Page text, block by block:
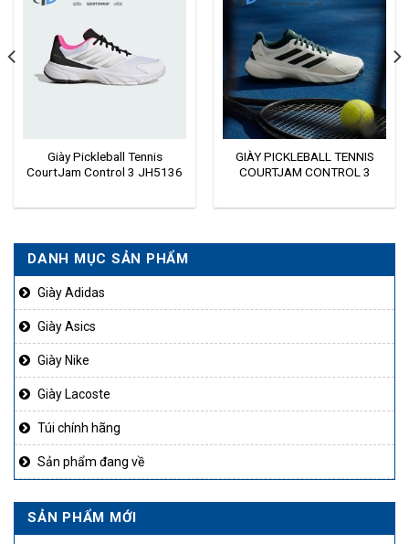
DANH MỤC SẢN PHẨM
Giày Adidas
Giày Asics
Giày Nike
Giày Lacoste
Túi chính hãng
Sản phẩm đang về
SẢN PHẨM MỚI
Giày Pickleball Tennis
CourtJam Control 3 JH5136
GIÀY PICKLEBALL TENNIS
COURTJAM CONTROL 3